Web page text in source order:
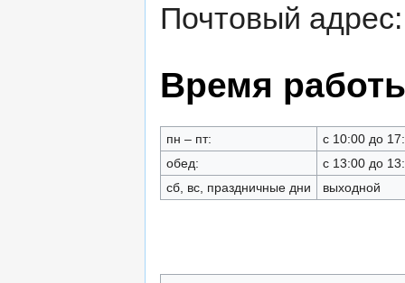
Почтовый
Время
пн – пт:
с 10:00 до
обед:
с 13:00 до
сб, вс, праздничные дни
выходной